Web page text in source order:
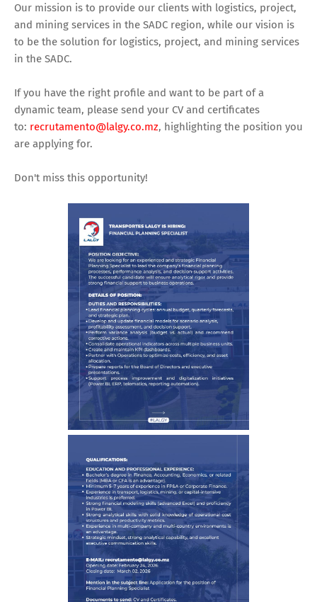
Our mission is to provide our clients with logistics, project,
and mining services in the SADC region, while our vision is
to be the solution for logistics, project, and mining services
in the SADC.
If you have the right profile and want to be part of a
dynamic team, please send your CV and certificates
to: recrutamento@lalgy.co.mz, highlighting the position you
are applying for.
Don't miss this opportunity!